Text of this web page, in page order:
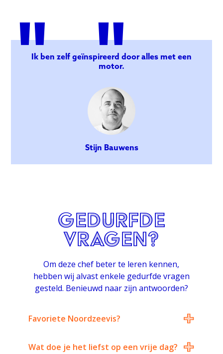
Ik ben zelf geïnspireerd door alles met een
motor.
" "
Stijn Bauwens
gedurfde
Vragen?
Om deze chef beter te leren kennen,
hebben wij alvast enkele gedurfde vragen
gesteld. Benieuwd naar zijn antwoorden?
Favoriete Noordzeevis? +
Wat doe je het liefst op een vrije dag? +